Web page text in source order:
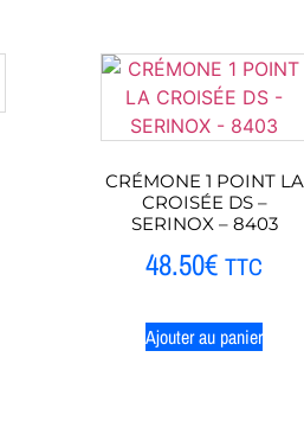
CRÉMONE 1 POINT LA
CROISÉE DS –
SERINOX – 8403
48.50€ TTC
Ajouter au panier